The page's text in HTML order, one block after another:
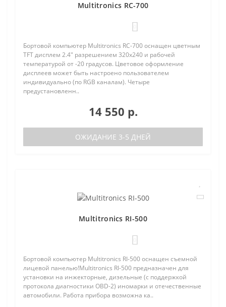
Multitronics RC-700
Бортовой компьютер Multitronics RC-700 оснащен цветным
TFT дисплем 2.4" разрешением 320х240 и рабочей
температурой от -20 градусов. Цветовое оформление
дисплеев может быть настроено пользователем
индивидуально (по RGB каналам). Четыре
предустановленн..
14 550 р.
ОЖИДАНИЕ 3-5 ДНЕЙ
Multitronics RI-500
Бортовой компьютер Multitronics RI-500 оснащен съемной
лицевой панелью!Multitronics RI-500 предназначен для
установки на инжекторные, дизельные (с поддержкой
протокола диагностики OBD-2) иномарки и отечественные
автомобили. Работа прибора возможна ка..